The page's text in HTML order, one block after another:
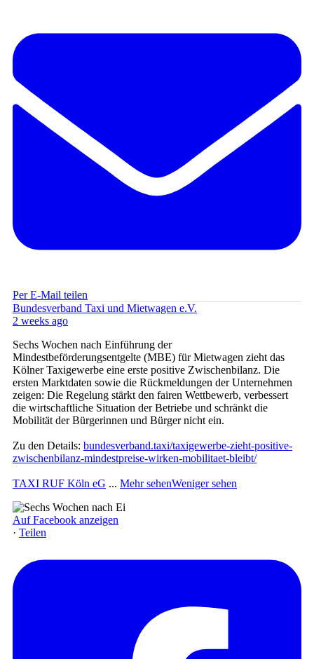
Per E-Mail teilen
Bundesverband Taxi und Mietwagen e.V.
2 weeks ago
Sechs Wochen nach Einführung der
Mindestbeförderungsentgelte (MBE) für Mietwagen zieht das
Kölner Taxigewerbe eine erste positive Zwischenbilanz. Die
ersten Marktdaten sowie die Rückmeldungen der Unternehmen
zeigen: Die Regelung stärkt den fairen Wettbewerb, verbessert
die wirtschaftliche Situation der Betriebe und schränkt die
Mobilität der Bürgerinnen und Bürger nicht ein.
Zu den Details: bundesverband.taxi/taxigewerbe-zieht-positive-
zwischenbilanz-mindestpreise-wirken-mobilitaet-bleibt/
TAXI RUF Köln eG ... Mehr sehenWeniger sehen
Auf Facebook anzeigen
· Teilen